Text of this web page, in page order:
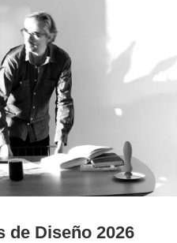
de Diseño 2026